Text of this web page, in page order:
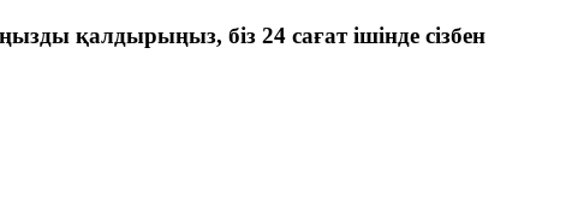
қалдырыңыз, біз 24 сағат ішінде сізбен